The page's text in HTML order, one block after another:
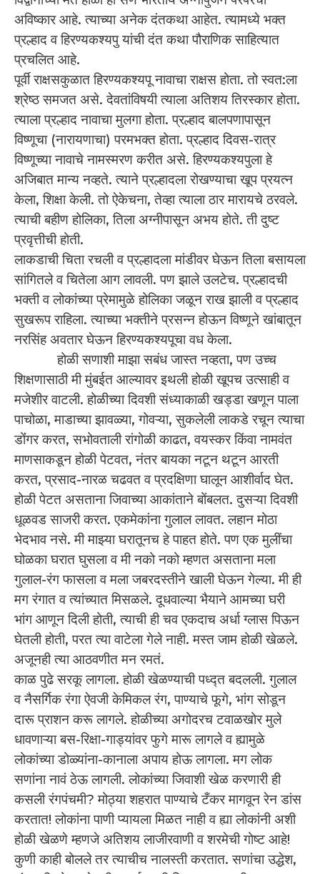
अविष्कार आहे. त्याच्या अनेक दंतकथा आहेत. त्यामध्ये भक्त
प्रल्हाद व हिरण्यकश्यपु यांची दंत कथा पौराणिक साहित्यात
प्रचलित आहे.
पूर्वी राक्षसकुळात हिरण्यकश्यपू नावाचा राक्षस होता. तो स्वत:ला
श्रेष्ठ समजत असे. देवतांविषयी त्याला अतिशय तिरस्कार होता.
त्याला प्रल्हाद नावाचा मुलगा होता. प्रल्हाद बालपणापासून
विष्णूचा (नारायणाचा) परमभक्त होता. प्रल्हाद दिवस-रात्र
विष्णूच्या नावाचे नामस्मरण करीत असे. हिरण्यकश्यपुला हे
अजिबात मान्य नव्हते. त्याने प्रल्हादला रोखण्याचा खूप प्रयत्न
केला, शिक्षा केली. तो ऐकेचना, तेव्हा त्याला ठार मारायचे ठरवले.
त्याची बहीण होलिका, तिला अग्नीपासून अभय होते. ती दुष्ट
प्रवृत्तीची होती.
लाकडाची चिता रचली व प्रल्हादला मांडीवर घेऊन तिला बसायला
सांगितले व चितेला आग लावली. पण झाले उलटेच. प्रल्हादची
भक्ती व लोकांच्या प्रेमामुळे होलिका जळून राख झाली व प्रल्हाद
सुखरूप राहिला. त्याच्या भक्तीने प्रसन्न होऊन विष्णूने खांबातून
नरसिंह अवतार घेऊन हिरण्यकश्यपूचा वध केला.
होळी सणाशी माझा सबंध जास्त नव्हता, पण उच्च
शिक्षणासाठी मी मुंबईत आल्यावर इथली होळी खूपच उत्साही व
मजेशीर वाटली. होळीच्या दिवशी संध्याकाळी खड्डा खणून पाला
पाचोळा, माडाच्या झावळ्या, गोवऱ्या, सुकलेली लाकडे रचून त्याचा
डोंंगर करत, सभोवताली रांगोळी काढत, वयस्कर किंवा नामवंत
माणसाकडून होळी पेटवत, नंतर बायका नटून थटून आरती
करत, प्रसाद-नारळ चढवत व प्रदक्षिणा घालून आशीर्वाद घेत.
होळी पेटत असताना जिवाच्या आकांताने बोंबलत. दुसऱ्या दिवशी
धूळवड साजरी करत. एकमेकांना गुलाल लावत. लहान मोठा
भेदभाव नसे. मी माझ्या घरातूनच हे पाहत होते. पण एक मुलींचा
घोळका घरात घुसला व मी नको नको म्हणत असताना मला
गुलाल-रंग फासला व मला जबरदस्तीने खाली घेऊन गेल्या. मी ही
मग रंगात व त्यांच्यात मिसळले. दूधवाल्या भैयाने आमच्या घरी
भांग आणून दिली होती, त्याची ही चव एकदाच अर्धा ग्लास पिऊन
घेतली होती, परत त्या वाटेला गेले नाही. मस्त जाम होळी खेळले.
अजूनही त्या आठवणीत मन रमतं.
काळ पुढे सरकू लागला. होळी खेळण्याची पध्द्त बदलली. गुलाल
व नैसर्गिक रंगा ऐवजी केमिकल रंग, पाण्याचे फूगे, भांग सोडून
दारू प्राशन करू लागले. होळीच्या अगोदरच टवाळखोर मुले
धावणाऱ्या बस-रिक्षा-गाड्यांवर फुगे मारू लागले व ह्यामुळे
लोकांच्या डोळ्यांना-कानाला अपाय होऊ लागला. मग लोक
सणांना नावं ठेऊ लागली. लोकांच्या जिवाशी खेळ करणारी ही
कसली रंगपंचमी? मोठ्या शहरात पाण्याचे टँकर मागवून रेन डांस
करतात! लोकांना पाणी प्यायला मिळत नाही व ह्या लोकांनी अशी
होळी खेळणे म्हणजे अतिशय लाजीरवाणी व शरमेची गोष्ट आहे!
कुणी काही बोलले तर त्याचीच नालस्ती करतात. सणांचा उद्धेश,